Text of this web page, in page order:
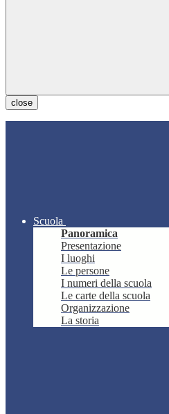
close
Scuola
Panoramica
Presentazione
I luoghi
Le persone
I numeri della scuola
Le carte della scuola
Organizzazione
La storia